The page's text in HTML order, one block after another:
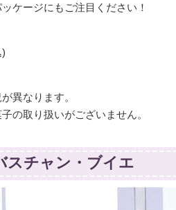
ケージにもご注目ください！
異なります。
の取り扱いがございません。
スチャン・ブイエ